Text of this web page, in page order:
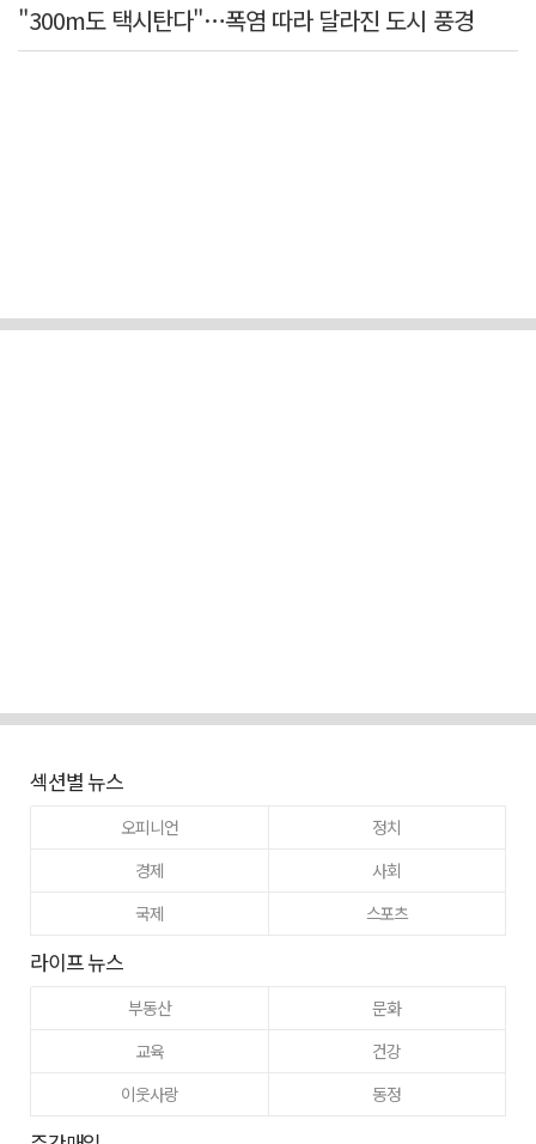
"300m도 택시탄다"…폭염 따라 달라진 도시 풍경
섹션별 뉴스
오피니언
정치
경제
사회
국제
스포츠
라이프 뉴스
부동산
문화
교육
건강
이웃사랑
동정